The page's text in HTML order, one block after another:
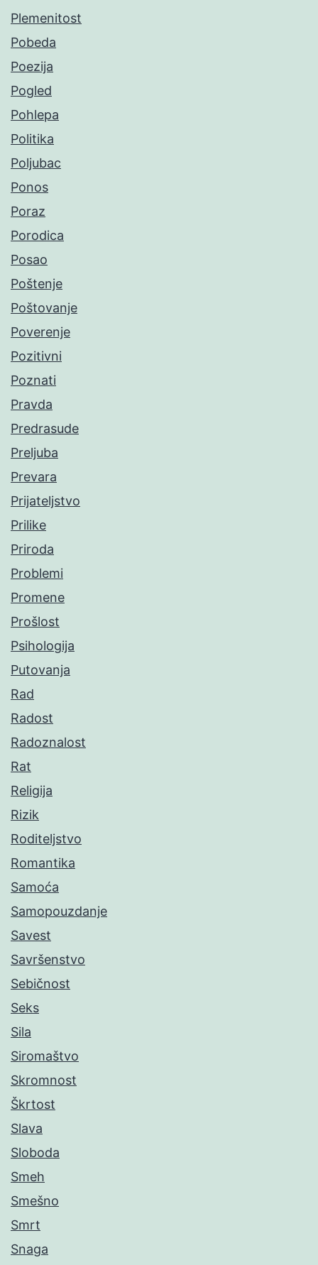
Plemenitost
Pobeda
Poezija
Pogled
Pohlepa
Politika
Poljubac
Ponos
Poraz
Porodica
Posao
Poštenje
Poštovanje
Poverenje
Pozitivni
Poznati
Pravda
Predrasude
Preljuba
Prevara
Prijateljstvo
Prilike
Priroda
Problemi
Promene
Prošlost
Psihologija
Putovanja
Rad
Radost
Radoznalost
Rat
Religija
Rizik
Roditeljstvo
Romantika
Samoća
Samopouzdanje
Savest
Savršenstvo
Sebičnost
Seks
Sila
Siromaštvo
Skromnost
Škrtost
Slava
Sloboda
Smeh
Smešno
Smrt
Snaga